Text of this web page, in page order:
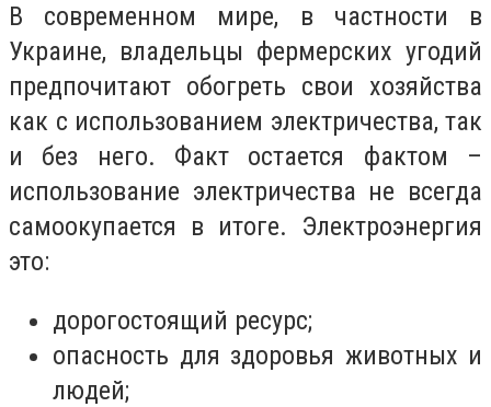
В современном мире, в частности в
Украине, владельцы фермерских угодий
предпочитают обогреть свои хозяйства
как с использованием электричества, так
и без него. Факт остается фактом –
использование электричества не всегда
самоокупается в итоге. Электроэнергия
это:
дорогостоящий ресурс;
опасность для здоровья животных и
людей;